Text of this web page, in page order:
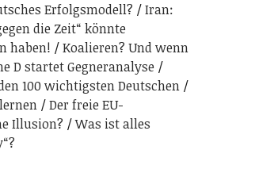
Erfolgsmodell?
Iran:
die Zeit“ könnte
haben!
Koalieren? Und wenn
D startet Gegneranalyse
100 wichtigsten Deutschen
Der freie EU-
Illusion?
Was ist alles